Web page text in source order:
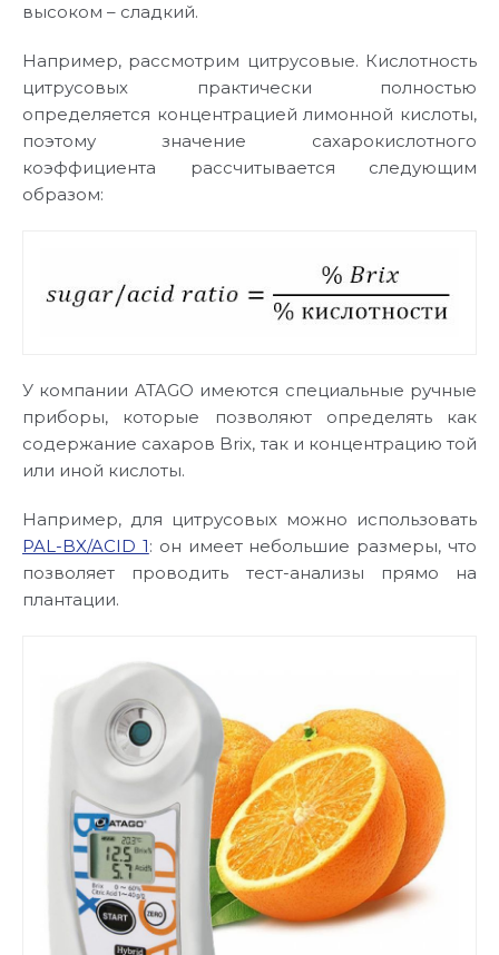
высоком – сладкий.
Например, рассмотрим цитрусовые. Кислотность
цитрусовых практически полностью
определяется концентрацией лимонной кислоты,
поэтому значение сахарокислотного
коэффициента рассчитывается следующим
образом:
У компании ATAGO имеются специальные ручные
приборы, которые позволяют определять как
содержание сахаров Brix, так и концентрацию той
или иной кислоты.
Например, для цитрусовых можно использовать
PAL-BX/ACID 1: он имеет небольшие размеры, что
позволяет проводить тест-анализы прямо на
плантации.